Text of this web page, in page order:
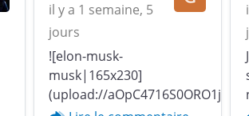
il y a 1 semaine, 5
jours
![elon-musk-
musk|165x230]
(upload://